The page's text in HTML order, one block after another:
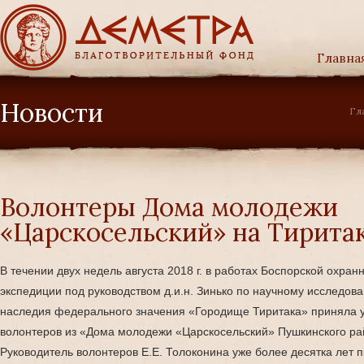
Новости
Волонтеры Дома молодежи
«Царскосельский» на
В течении двух недель августа 2018 г. в работах Боспорской
экспедиции под руководством д.и.н. Зинько по научному
наследия федерального значения «Городище Тиритака» приняла
волонтеров из «Дома молодежи «Царскосельский» Пушкинского
Руководитель волонтеров Е.Е. Толоконина уже более десятка лет